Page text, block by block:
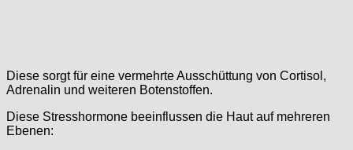
Diese sorgt für eine vermehrte Ausschüttung von Cortisol,
Adrenalin und weiteren Botenstoffen.
Diese Stresshormone beeinflussen die Haut auf mehreren
Ebenen: